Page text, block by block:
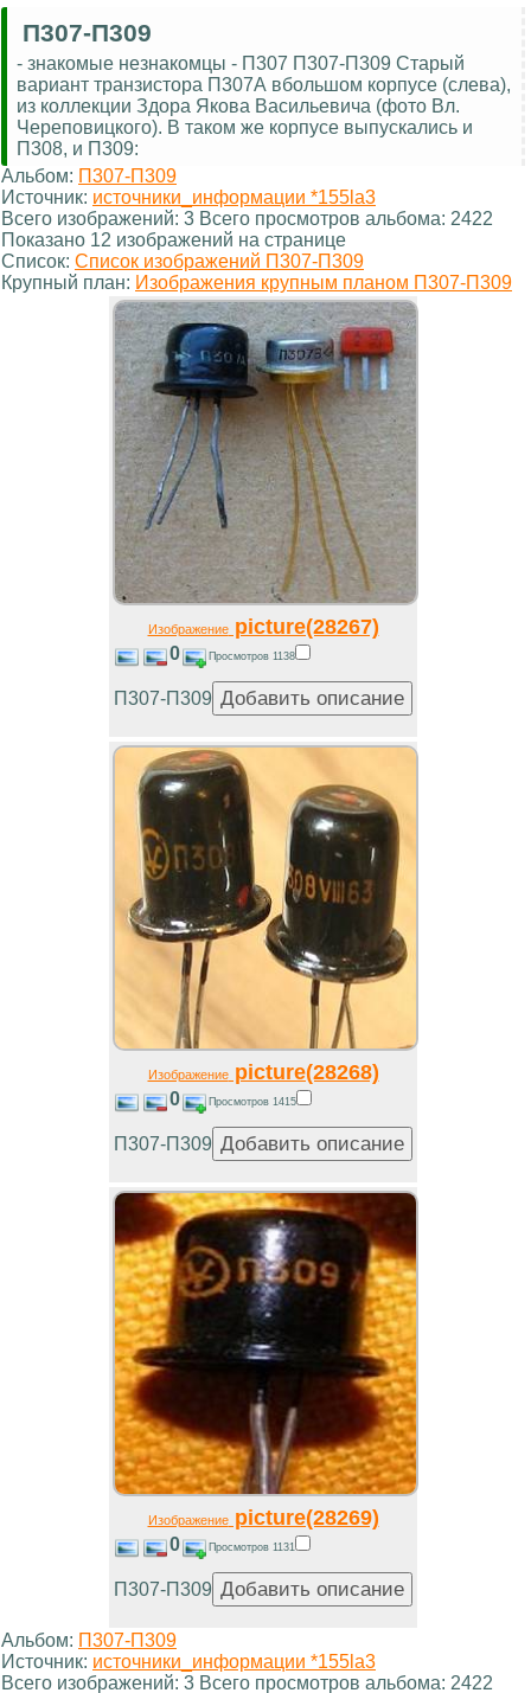
П307-П309
- знакомые незнакомцы - П307 П307-П309 Старый
вариант транзистора П307А вбольшом корпусе (слева),
из коллекции Здора Якова Васильевича (фото Вл.
Череповицкого). В таком же корпусе выпускались и
П308, и П309:
Альбом: П307-П309
Источник: источники_информации *155la3
Всего изображений: 3 Всего просмотров альбома: 2422
Показано 12 изображений на странице
Список: Список изображений П307-П309
Крупный план: Изображения крупным планом П307-П309
Изображениеpicture(28267)
0 Просмотров 1138
П307-П309
Изображениеpicture(28268)
0 Просмотров 1415
П307-П309
Изображениеpicture(28269)
0 Просмотров 1131
П307-П309
Альбом: П307-П309
Источник: источники_информации *155la3
Всего изображений: 3 Всего просмотров альбома: 2422